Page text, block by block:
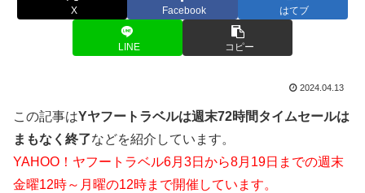
X Facebook はてブ
LINE コピー
2024.04.13
この記事はYヤフートラベルは週末72時間タイムセールは
まもなく終了などを紹介しています。
YAHOO！ヤフートラベル6月3日から8月19日までの週末
金曜12時～月曜の12時まで開催しています。